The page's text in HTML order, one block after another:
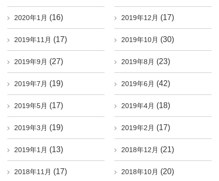
2020年1月 (16) 2019年12月 (17)
2019年11月 (17) 2019年10月 (30)
2019年9月 (27) 2019年8月 (23)
2019年7月 (19) 2019年6月 (42)
2019年5月 (17) 2019年4月 (18)
2019年3月 (19) 2019年2月 (17)
2019年1月 (13) 2018年12月 (21)
2018年11月 (17) 2018年10月 (20)